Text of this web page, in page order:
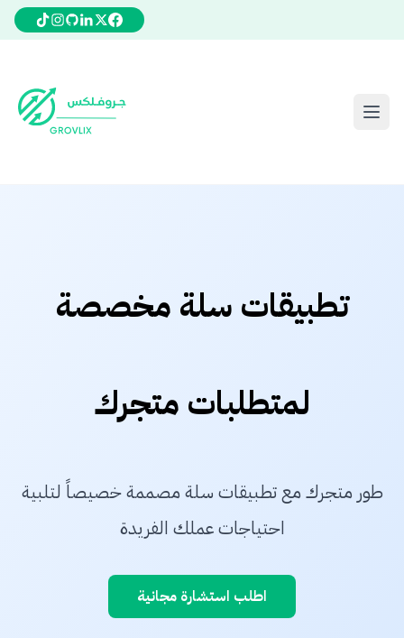
تطبيقات سلة مخصصة
لمتطلبات متجرك
طور متجرك مع تطبيقات سلة مصممة خصيصاً لتلبية
احتياجات عملك الفريدة
اطلب استشارة مجانية